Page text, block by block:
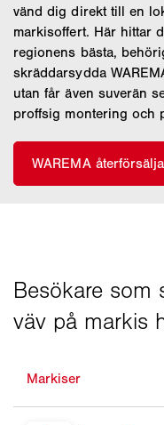
vänd dig direkt till en
markisoffert. Här hittar
regionens bästa,
skräddarsydda
utan får även suverän
proffsig montering och
Markiser